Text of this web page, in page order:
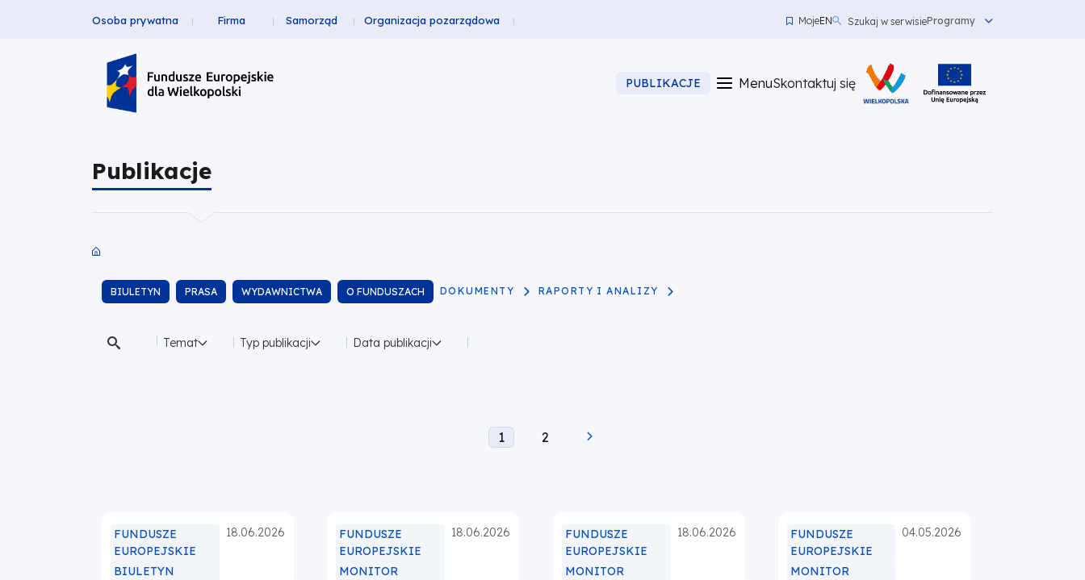
Publikacje
Fundusze
Europejskie
Header
Top
Osoba prywatna Firma Samorząd Organizacja pozarządowa MojeEN
top
left
Szukaj w serwisieProgramy
PUBLIKACJE Menu
Skontaktuj
Skontaktuj się
Publikacje
nawigacyjna
Obszar
BIULETYN PRASA WYDAWNICTWA O FUNDUSZACH DOKUMENTY RAPORTY I ANALIZY
Temat Typ publikacji Data publikacji
FUNDUSZE
EUROPEJSKIE
BIULETYN
18.06.2026
FUNDUSZE
EUROPEJSKIE
MONITOR
18.06.2026
FUNDUSZE
EUROPEJSKIE
MONITOR
18.06.2026
FUNDUSZE
EUROPEJSKIE
MONITOR
04.05.2026
Current
1 Page
2